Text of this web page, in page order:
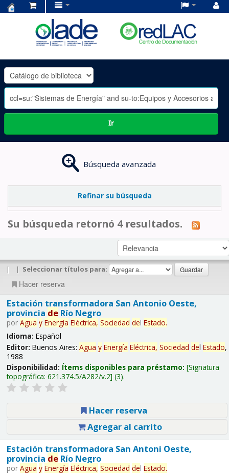
OLADE
-
Ir
Búsqueda avanzada
Refinar su búsqueda
Su búsqueda retornó 4 resultados.
| | Seleccionar títulos para:
Hacer reserva
Estación transformadora San Antonio Oeste,
provincia deRío Negro
por Agua y Energía Eléctrica, Sociedad del Estado.
Idioma: Español
Editor: Buenos Aires: Agua y Energía Eléctrica, Sociedad del Estado,
1988
Disponibilidad: Ítems disponibles para préstamo: Signatura
topográfica: 621.374.5/A282/v.2 (3).
Hacer reserva
Agregar al carrito
Estación transformadora San Antoni Oeste,
provincia deRío Negro
por Agua y Energía Eléctrica, Sociedad del Estado.